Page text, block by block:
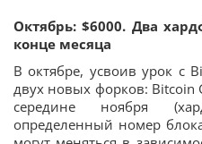
Октябрь: $6000. Два
конце месяца
В октябре, усвоив урок с
двух новых форков: Bitcoin
середине ноября
определенный номер